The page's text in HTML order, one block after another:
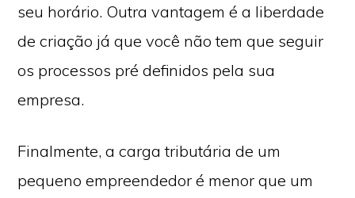
seu horário. Outra vantagem é a liberdade
de criação já que você não tem que seguir
os processos pré definidos pela sua
empresa.
Finalmente, a carga tributária de um
pequeno empreendedor é menor que um